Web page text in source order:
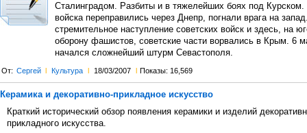
Сталинградом. Разбиты и в тяжелейших боях под Курском.
войска переправились через Днепр, погнали врага на
стремительное наступление советских войск и здесь, на
оборону фашистов, советские части ворвались в Крым. 6
начался сложнейший штурм Севастополя.
От: Сергей l Культура l 18/03/2007 l Показы: 16,569
Керамика и декоративно-прикладное искусство
Краткий исторический обзор появления керамики и изделий
прикладного искусства.